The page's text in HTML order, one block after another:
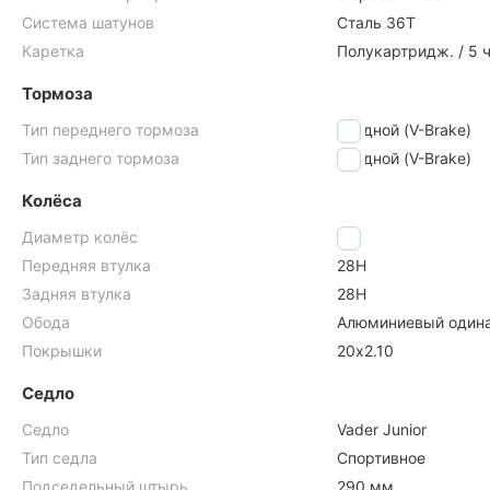
Система шатунов
Сталь 36T
Каретка
Полукартридж. / 5
Тормоза
Тип переднего тормоза
ободной (V-Brake)
Тип заднего тормоза
ободной (V-Brake)
Колёса
Диаметр колёс
20"
Передняя втулка
28H
Задняя втулка
28H
Обода
Алюминиевый
Покрышки
20х2.10
Седло
Седло
Vader Junior
Тип седла
Спортивное
Подседельный штырь
290 мм